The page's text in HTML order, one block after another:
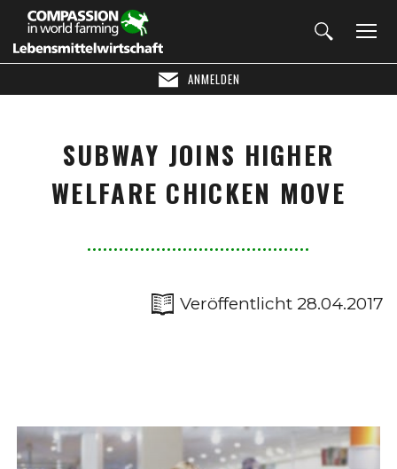
ANMELDEN
SUBWAY JOINS HIGHER
WELFARE CHICKEN MOVE
Veröffentlicht 28.04.2017